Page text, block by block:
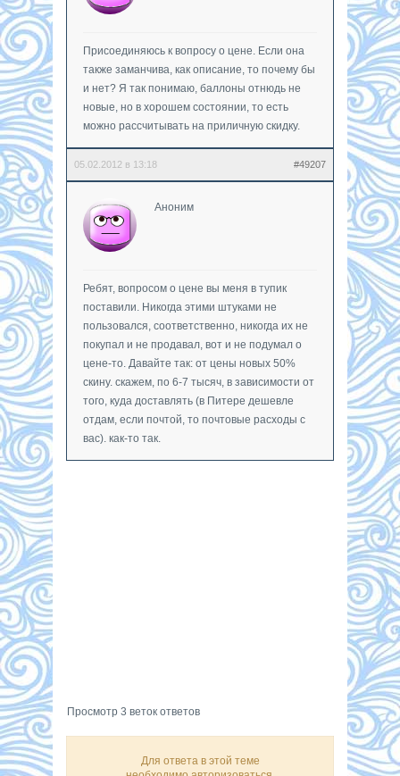
Присоединяюсь к вопросу о цене. Если она
также заманчива, как описание, то почему бы
и нет? Я так понимаю, баллоны отнюдь не
новые, но в хорошем состоянии, то есть
можно рассчитывать на приличную скидку.
05.02.2012 в 13:18 #49207
Аноним
Ребят, вопросом о цене вы меня в тупик
поставили. Никогда этими штуками не
пользовался, соответственно, никогда их не
покупал и не продавал, вот и не подумал о
цене-то. Давайте так: от цены новых 50%
скину. скажем, по 6-7 тысяч, в зависимости от
того, куда доставлять (в Питере дешевле
отдам, если почтой, то почтовые расходы с
вас). как-то так.
Просмотр 3 веток ответов
Для ответа в этой теме